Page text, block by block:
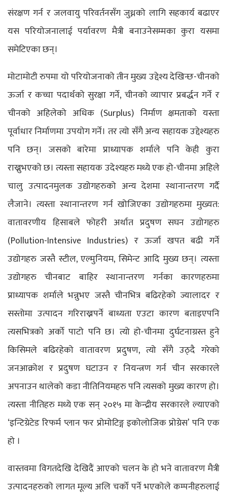
संरक्षण गर्न र जलवायु परिवर्तनसँग जुध्नको लागि सहकार्य बढाएर
यस परियोजनालाई पर्यावरण मैत्री बनाउनेसम्मका कुरा यसमा
समेटिएका छन्।
मोटामोटी रुपमा यो परियोजनाको तीन मुख्य उद्देश्य देखिन्छ-चीनको
ऊर्जा र कच्चा पदार्थको सुरक्षा गर्ने, चीनको व्यापार प्रबर्द्धन गर्ने र
चीनको अहिलेको अधिक (Surplus) निर्माण क्षमताको यस्ता
पूर्वाधार निर्माणमा उपयोग गर्ने। तर त्यो सँगै अन्य सहायक उद्देश्यहरु
पनि छन्। जसको बारेमा प्राध्यापक शर्माले पनि केही कुरा
राख्नुभएको छ। त्यस्ता सहायक उदेश्यहरु मध्ये एक हो-चीनमा अहिले
चालु उत्पादनमुलक उद्योगहरुको अन्य देशमा स्थानान्तरण गर्दै
लैजाने। त्यस्ता स्थानान्तरण गर्न खोजिएका उद्योगहरुमा मुख्यत:
वातावरणीय हिसाबले फोहरी अर्थात प्रदुषण सघन उद्योगहरु
(Pollution-Intensive Industries) र ऊर्जा खपत बढी गर्ने
उद्योगहरु जस्तै स्टील, एल्मुनियम, सिमेन्ट आदि मुख्य छन्। त्यस्ता
उद्योगहरु चीनबाट बाहिर स्थानान्तरण गर्नका कारणहरुमा
प्राध्यापक शर्माले भन्नुभए जस्तै चीनभित्र बढिरहेको ज्यालादर र
सस्तोमा उत्पादन गरिराख्नपर्ने बाध्यता एउटा कारण बताइएपनि
त्यसभित्रको अर्को पाटो पनि छ। त्यो हो-चीनमा दुर्घटनाग्रस्त हुने
किसिमले बढिरहेको वातावरण प्रदुषण, त्यो सँगै उठ्दै गरेको
जनआक्रोश र प्रदुषण घटाउन र नियन्त्रण गर्न चीन सरकारले
अपनाउन थालेको कडा नीतिनियमहरु पनि त्यसको मुख्य कारण हो।
त्यस्ता नीतिहरु मध्ये एक सन् २०१५ मा केन्द्रीय सरकारले ल्याएको
‘इन्टिग्रेटेड रिफर्म प्लान फर प्रोमोटिङ्ग इकोलोजिक प्रोग्रेस’ पनि एक
हो ।
वास्तवमा विगतदेखि देखिदैं आएको चलन के हो भने वातावरण मैत्री
उत्पादनहरुको लागत मूल्य अलि चर्को पर्ने भएकोले कम्पनीहरुलाई